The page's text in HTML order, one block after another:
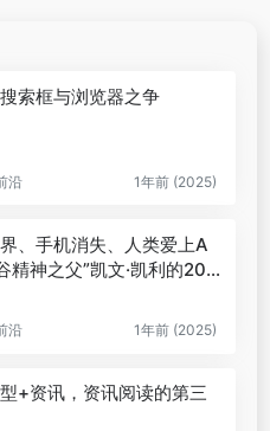
索框与浏览器之争
沿 1年前 (2025)
、手机消失、人类爱上A
精神之父”凯文·凯利的204
沿 1年前 (2025)
+资讯，资讯阅读的第三